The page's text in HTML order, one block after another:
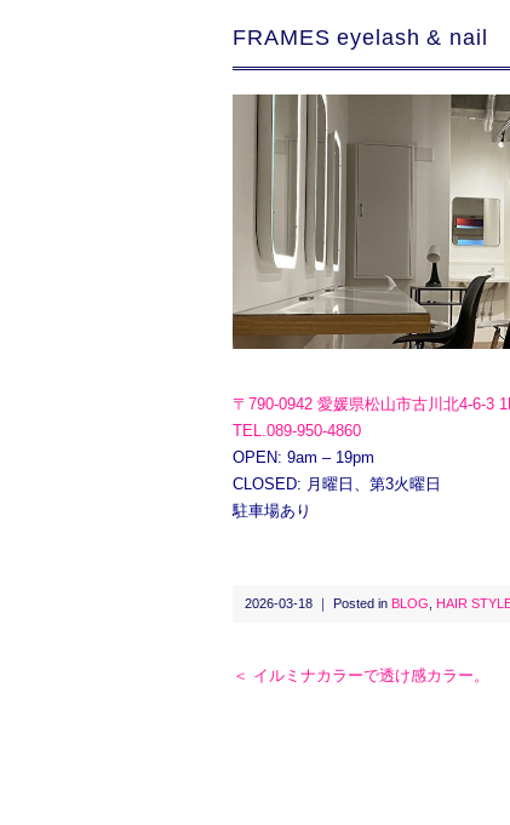
FRAMES eyelash & nail
〒790-0942 愛媛県松山市古川北4-6-3
TEL.089-950-4860
OPEN: 9am – 19pm
CLOSED: 月曜日、第3火曜日
駐車場あり
2026-03-18 ｜ Posted in BLOG HAIR
＜ イルミナカラーで透け感カラー。